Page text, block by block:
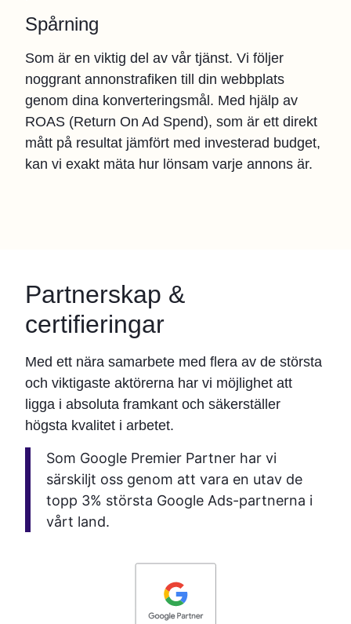
Spårning
Som är en viktig del av vår tjänst. Vi följer
noggrant annonstrafiken till din webbplats
genom dina konverteringsmål. Med hjälp av
ROAS (Return On Ad Spend), som är ett direkt
mått på resultat jämfört med investerad budget,
kan vi exakt mäta hur lönsam varje annons är.
Partnerskap &
certifieringar
Med ett nära samarbete med flera av de största
och viktigaste aktörerna har vi möjlighet att
ligga i absoluta framkant och säkerställer
högsta kvalitet i arbetet.
Som Google Premier Partner har vi
särskiljt oss genom att vara en utav de
topp 3% största Google Ads-partnerna i
vårt land.